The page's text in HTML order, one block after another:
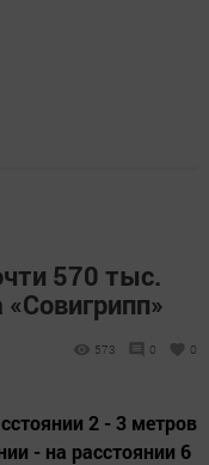
570 тыс.
573 0 0
2 - 3 метров
- на расстоянии 6